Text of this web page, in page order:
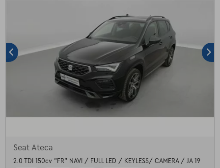
Seat Ateca
2.0 TDI 150cv "FR" NAVI / FULL LED / KEYLESS/ CAMERA / JA 19